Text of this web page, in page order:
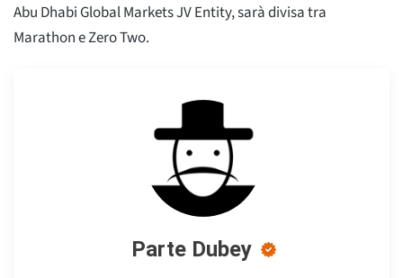
Abu Dhabi Global Markets JV Entity, sarà divisa tra
Marathon e Zero Two.
Parte Dubey